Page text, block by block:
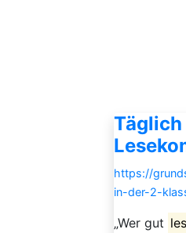
Täglich
https://
in-der-2-
„Wer gut